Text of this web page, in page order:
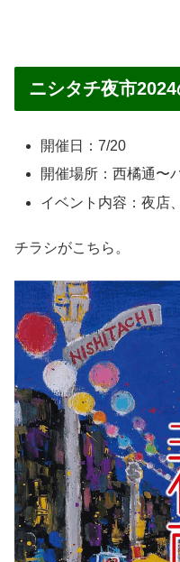
ニシタチ夜市
開催日：7/20
開催場所：西橘通〜
イベント内容：夜店
チラシがこちら。